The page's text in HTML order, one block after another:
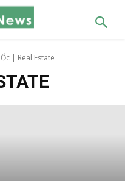
| Real Estate